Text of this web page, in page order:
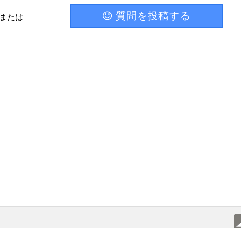
または 質問を投稿する